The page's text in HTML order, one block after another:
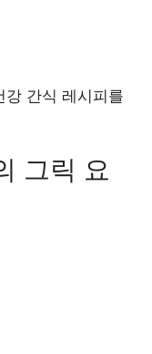
강 간식 레시피를
그릭 요